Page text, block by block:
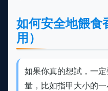
如何安全地餵食
用）
如果你真的想試，一
量，比如指甲大小的